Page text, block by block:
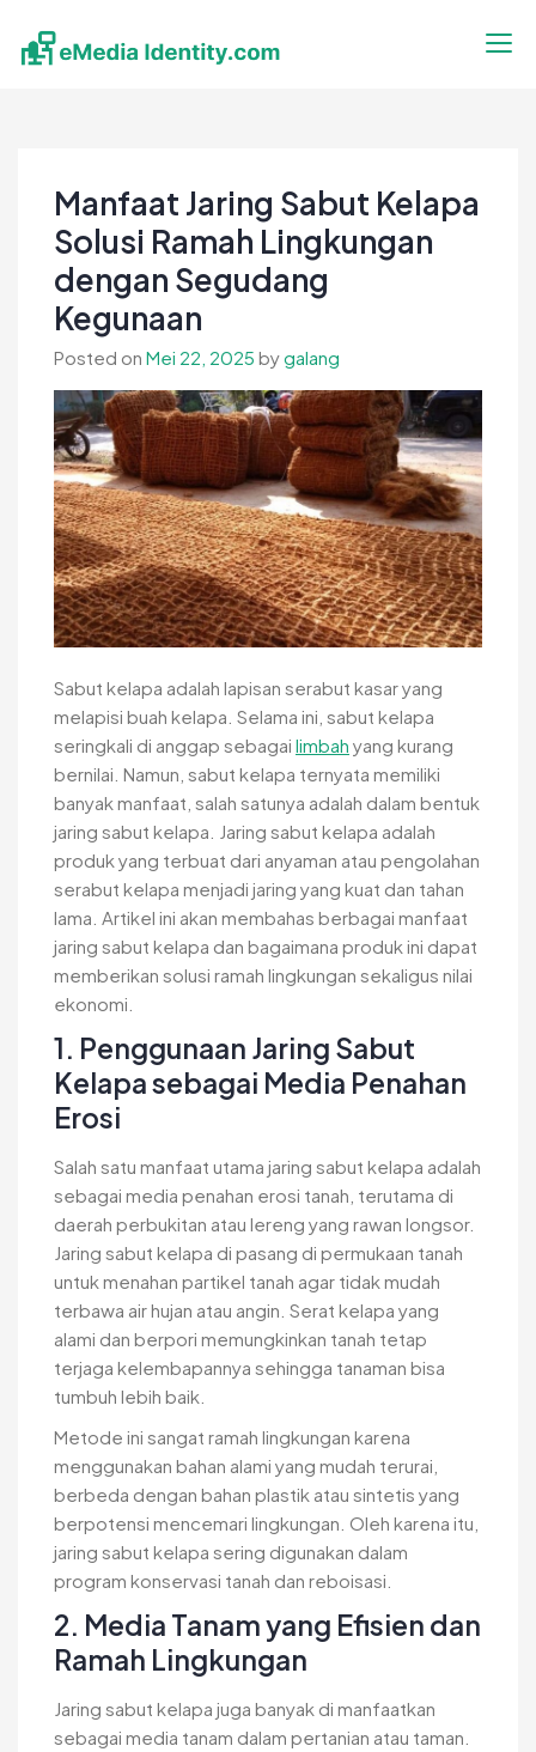
content
Manfaat Jaring Sabut Kelapa
Solusi Ramah Lingkungan
dengan Segudang
Kegunaan
Posted on Mei 22, 2025 bygalang
Sabut kelapa adalah lapisan serabut kasar yang
melapisi buah kelapa. Selama ini, sabut kelapa
seringkali di anggap sebagai limbah yang kurang
bernilai. Namun, sabut kelapa ternyata memiliki
banyak manfaat, salah satunya adalah dalam bentuk
jaring sabut kelapa. Jaring sabut kelapa adalah
produk yang terbuat dari anyaman atau pengolahan
serabut kelapa menjadi jaring yang kuat dan tahan
lama. Artikel ini akan membahas berbagai manfaat
jaring sabut kelapa dan bagaimana produk ini dapat
memberikan solusi ramah lingkungan sekaligus nilai
ekonomi.
1. Penggunaan Jaring Sabut
Kelapa sebagai Media Penahan
Erosi
Salah satu manfaat utama jaring sabut kelapa adalah
sebagai media penahan erosi tanah, terutama di
daerah perbukitan atau lereng yang rawan longsor.
Jaring sabut kelapa di pasang di permukaan tanah
untuk menahan partikel tanah agar tidak mudah
terbawa air hujan atau angin. Serat kelapa yang
alami dan berpori memungkinkan tanah tetap
terjaga kelembapannya sehingga tanaman bisa
tumbuh lebih baik.
Metode ini sangat ramah lingkungan karena
menggunakan bahan alami yang mudah terurai,
berbeda dengan bahan plastik atau sintetis yang
berpotensi mencemari lingkungan. Oleh karena itu,
jaring sabut kelapa sering digunakan dalam
program konservasi tanah dan reboisasi.
2. Media Tanam yang Efisien dan
Ramah Lingkungan
Jaring sabut kelapa juga banyak di manfaatkan
sebagai media tanam dalam pertanian atau taman.